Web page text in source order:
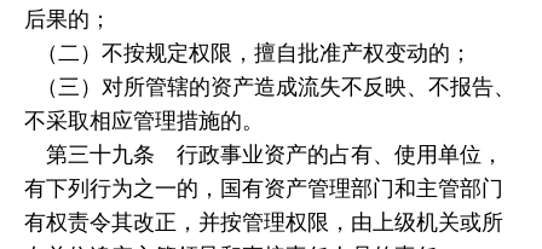
后果的；
（二）不按规定权限，擅自批准产权变动的；
（三）对所管辖的资产造成流失不反映、不报告、
不采取相应管理措施的。
第三十九条 行政事业资产的占有、使用单位，
有下列行为之一的，国有资产管理部门和主管部门
有权责令其改正，并按管理权限，由上级机关或所